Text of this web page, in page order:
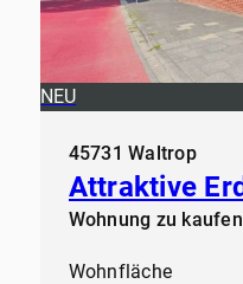
NEU
45731 Waltrop
Wohnung zu kaufen
Wohnfläche